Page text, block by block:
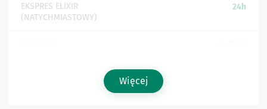
EKSPRES ELIXIR
(NATYCHMIASTOWY)
24h
Więcej